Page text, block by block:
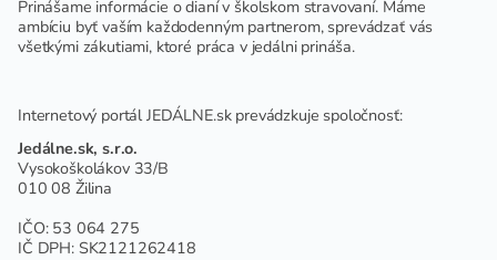
Prinášame informácie o dianí v školskom stravovaní. Máme
ambíciu byť vaším každodenným partnerom, sprevádzať vás
všetkými zákutiami, ktoré práca v jedálni prináša.
Internetový portál JEDÁLNE.sk prevádzkuje spoločnosť:
Jedálne.sk, s.r.o.
Vysokoškolákov 33/B
010 08 Žilina
IČO: 53 064 275
IČ DPH: SK2121262418